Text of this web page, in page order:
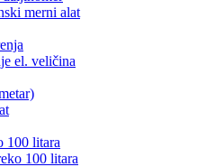
merni alat
el. veličina
100 litara
100 litara